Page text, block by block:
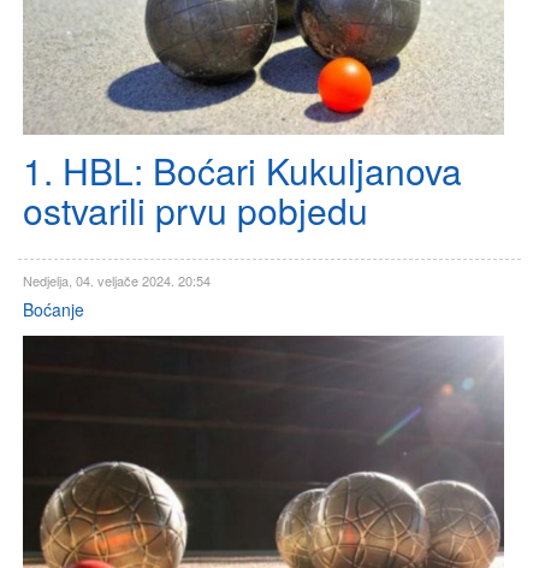
1. HBL: Boćari Kukuljanova
ostvarili prvu pobjedu
Nedjelja, 04. veljače 2024. 20:54
Boćanje